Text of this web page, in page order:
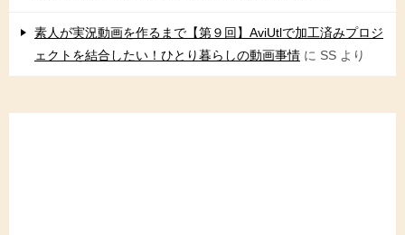
素人が実況動画を作るまで【第９回】AviUtlで加工済みプロジ
ェクトを結合したい！ひとり暮らしの動画事情 に SS より